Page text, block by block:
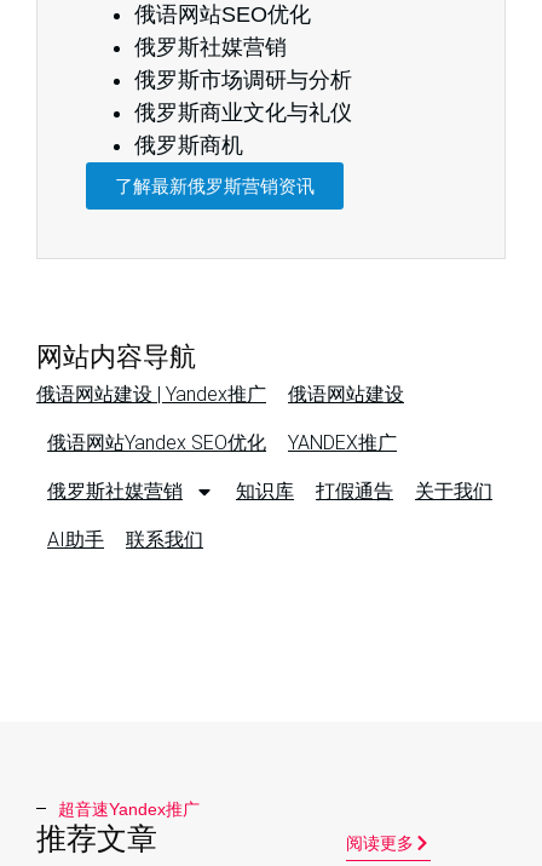
俄语网站SEO优化
俄罗斯社媒营销
俄罗斯市场调研与分析
俄罗斯商业文化与礼仪
俄罗斯商机
了解最新俄罗斯营销资讯
网站内容导航
俄语网站建设 | Yandex推广 俄语网站建设
俄语网站Yandex SEO优化 YANDEX推广
俄罗斯社媒营销 知识库 打假通告 关于我们
AI助手 联系我们
超音速Yandex推广​
推荐文章 阅读更多